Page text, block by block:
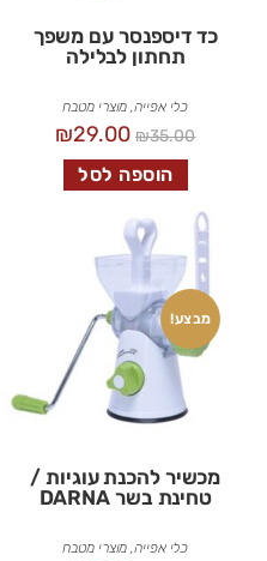
כד דיספנסר עם משפך
תחתון לבלילה
כלי אפייה, מוצרי מטבח
₪35.00
₪29.00
הוספה לסל
מבצע!
מכשיר להכנת עוגיות /
טחינת בשר DARNA
כלי אפייה, מוצרי מטבח